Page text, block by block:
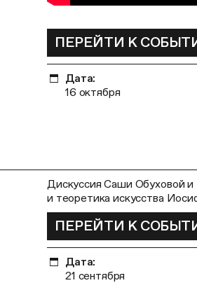
ПЕРЕЙТИ К
Дата:
16 октября
Дискуссия Саши Обуховой
и теоретика искусства
ПЕРЕЙТИ К
Дата:
21 сентября